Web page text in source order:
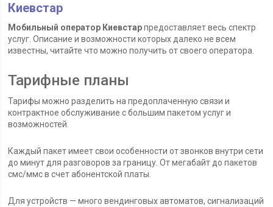
Киевстар
Мобильный оператор Киевстарпредоставляет весь спектр
услуг. Описание и возможности которых далеко не всем
известны, читайте что можно получить от своего оператора.
Тарифные планы
Тарифы можно разделить на предоплаченную связи и
контрактное обслуживание с большим пакетом услуг и
возможностей.
Каждый пакет имеет свои особенности от звонков внутри сети
до минут для разговоров за границу. От мегабайт до пакетов
смс/ммс в счет абонентской платы.
Для устройств — много вендинговых автоматов, сигнализаций